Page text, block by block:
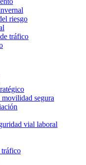
riesgo
tráfico
movilidad segura
vial laboral
tráfico